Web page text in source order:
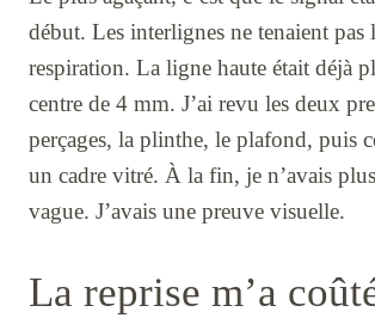
début. Les interlignes ne tenaient pas
respiration. La ligne haute était déjà
centre de 4 mm. J’ai revu les deux
perçages, la plinthe, le plafond, puis
un cadre vitré. À la fin, je n’avais
vague. J’avais une preuve visuelle.
La reprise m’a